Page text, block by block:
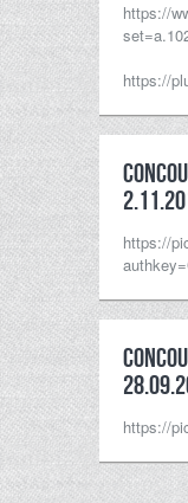
https://
https://
https://
https://